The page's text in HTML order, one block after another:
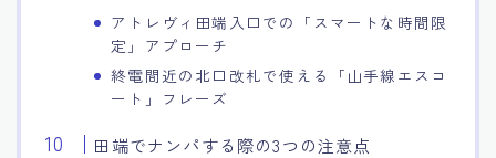
アトレヴィ田端入口での「スマートな時間限
定」アプローチ
終電間近の北口改札で使える「山手線エスコ
ート」フレーズ
田端でナンパする際の3つの注意点